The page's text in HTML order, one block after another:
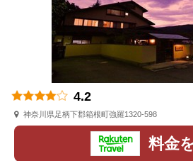
4.2
神奈川県足柄下郡箱根町強羅1320-598
料金